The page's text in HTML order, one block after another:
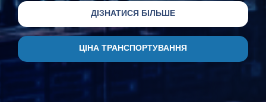
Break Bulk
Залізничний транспорт
Новий Шовковий шлях
Митне агентство
ДІЗНАТИСЯ БІЛЬШЕ
ЦІНА ТРАНСПОРТУВАННЯ